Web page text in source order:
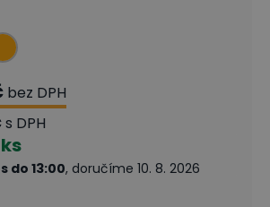
bez DPH
s DPH
do 13:00, doručíme 10. 8. 2026